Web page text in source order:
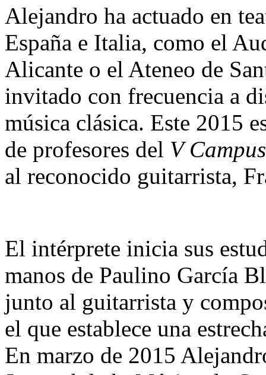
Alejandro ha actuado en
España e Italia, como el
Alicante o el Ateneo de
invitado con frecuencia a
música clásica. Este 2015
de profesores del V
al reconocido guitarrista,
El intérprete inicia sus
manos de Paulino García
junto al guitarrista y
el que establece una
En marzo de 2015